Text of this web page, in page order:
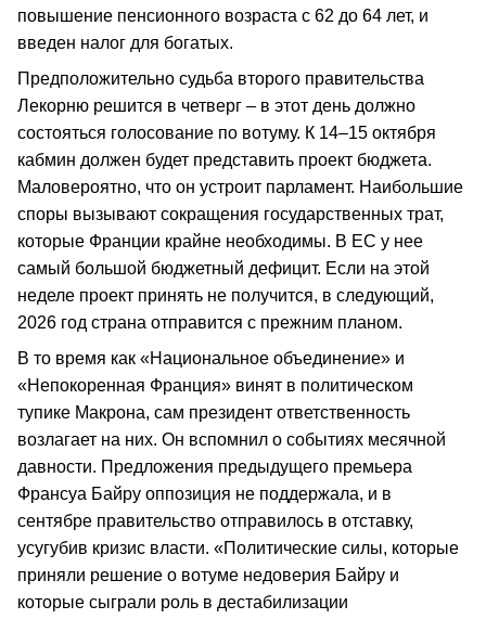
повышение пенсионного возраста с 62 до 64 лет, и
введен налог для богатых.
Предположительно судьба второго правительства
Лекорню решится в четверг – в этот день должно
состояться голосование по вотуму. К 14–15 октября
кабмин должен будет представить проект бюджета.
Маловероятно, что он устроит парламент. Наибольшие
споры вызывают сокращения государственных трат,
которые Франции крайне необходимы. В ЕС у нее
самый большой бюджетный дефицит. Если на этой
неделе проект принять не получится, в следующий,
2026 год страна отправится с прежним планом.
В то время как «Национальное объединение» и
«Непокоренная Франция» винят в политическом
тупике Макрона, сам президент ответственность
возлагает на них. Он вспомнил о событиях месячной
давности. Предложения предыдущего премьера
Франсуа Байру оппозиция не поддержала, и в
сентябре правительство отправилось в отставку,
усугубив кризис власти. «Политические силы, которые
приняли решение о вотуме недоверия Байру и
которые сыграли роль в дестабилизации